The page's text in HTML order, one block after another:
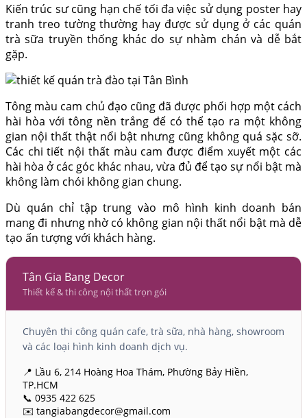
Kiến trúc sư cũng hạn chế tối đa việc sử dụng poster hay
tranh treo tường thường hay được sử dụng ở các quán
trà sữa truyền thống khác do sự nhàm chán và dễ bắt
gặp.
Tông màu cam chủ đạo cũng đã được phối hợp một cách
hài hòa với tông nền trắng để có thể tạo ra một không
gian nội thất thật nổi bật nhưng cũng không quá sặc sỡ.
Các chi tiết nội thất màu cam được điểm xuyết một các
hài hòa ở các góc khác nhau, vừa đủ để tạo sự nổi bật mà
không làm chói không gian chung.
Dù quán chỉ tập trung vào mô hình kinh doanh bán
mang đi nhưng nhờ có không gian nội thất nổi bật mà dễ
tạo ấn tượng với khách hàng.
Tân Gia Bang Decor
Thiết kế & thi công nội thất trọn gói
Chuyên thi công quán cafe, trà sữa, nhà hàng, showroom
và các loại hình kinh doanh dịch vụ.
📍 Lầu 6, 214 Hoàng Hoa Thám, Phường Bảy Hiền,
TP.HCM
📞 0935 422 625
✉️ tangiabangdecor@gmail.com